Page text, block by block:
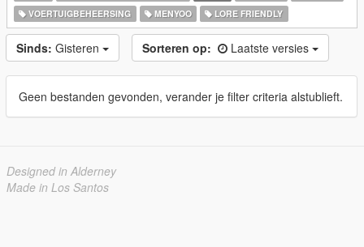
VOERTUIGBEHEERSING
MENYOO LORE FRIENDLY
Sinds: Gisteren Sorteren op: Laatste versies
Geen bestanden gevonden, verander je filter criteria alstublieft.
Designed in Alderney
Made in Los Santos